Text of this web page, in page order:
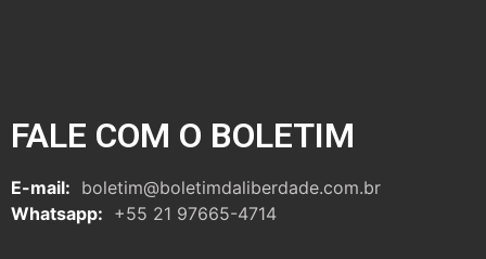
FALE COM O BOLETIM
E-mail: boletim@boletimdaliberdade.com.br
Whatsapp: +55 21 97665-4714